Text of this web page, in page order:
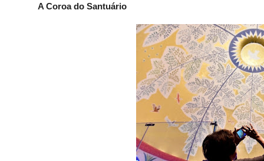
A Coroa do Santuário